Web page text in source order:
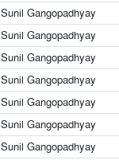
Sunil Gangopadhyay
Sunil Gangopadhyay
Sunil Gangopadhyay
Sunil Gangopadhyay
Sunil Gangopadhyay
Sunil Gangopadhyay
Sunil Gangopadhyay